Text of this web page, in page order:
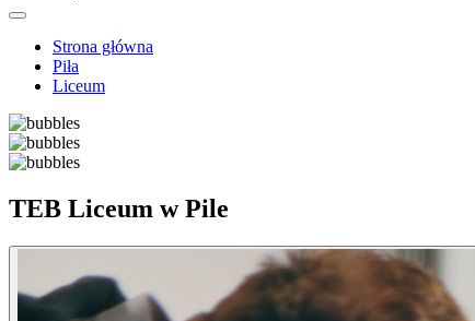
Strona główna
Piła
Liceum
TEB Liceum w Pile